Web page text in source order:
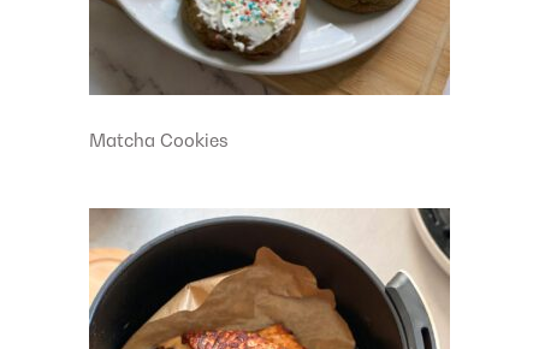
Matcha Cookies